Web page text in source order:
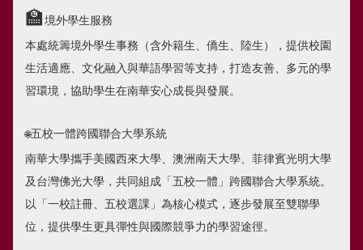
🏫境外學生服務
本處統籌境外學生事務（含外籍生、僑生、陸生），提供校園
生活適應、文化融入與華語學習等支持，打造友善、多元的學
習環境，協助學生在南華安心成長與發展。
🌐五校一體跨國聯合大學系統
南華大學攜手美國西來大學、澳洲南天大學、菲律賓光明大學
及台灣佛光大學，共同組成「五校一體」跨國聯合大學系統。
以「一校註冊、五校選課」為核心模式，逐步發展至雙聯學
位，提供學生更具彈性與國際競爭力的學習途徑。